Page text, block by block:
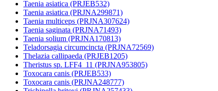
Taenia asiatica (PRJEB532)
Taenia asiatica (PRJNA299871)
Taenia multiceps (PRJNA307624)
Taenia saginata (PRJNA71493)
Taenia solium (PRJNA170813)
Teladorsagia circumcincta (PRJNA72569)
Thelazia callipaeda (PRJEB1205)
Theristus sp. LFF4_11 (PRJNA953805)
Toxocara canis (PRJEB533)
Toxocara canis (PRJNA248777)